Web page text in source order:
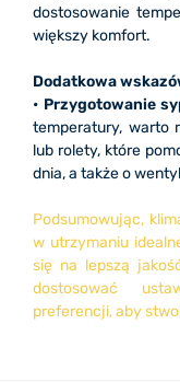
dostosowanie
większy komfort.
Dodatkowa
• Przygotowanie
temperatury, warto
lub rolety, które
dnia, a także o
Podsumowując,
w utrzymaniu
się na lepszą
dostosować
preferencji, aby